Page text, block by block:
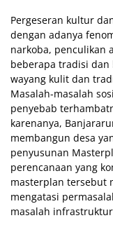
Pergeseran kultur
dengan adanya
narkoba, penculikan
beberapa tradisi
wayang kulit dan
Masalah-masalah
penyebab
karenanya,
membangun desa
penyusunan
perencanaan yang
masterplan tersebut
mengatasi
masalah